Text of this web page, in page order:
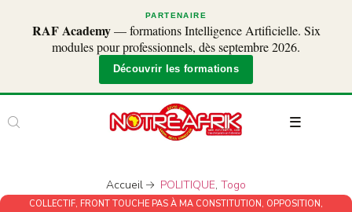
PARTENAIRE
RAF Academy— formations Intelligence Artificielle. Six
modules pour professionnels, dès septembre 2026.
Découvrir les formations
Accueil POLITIQUE,Togo
COLLECTIF, FRONT TOUCHE PAS À MA CONSTITUTION, OPPOSITION,